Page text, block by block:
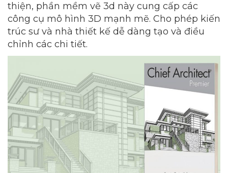
thiện, phần mềm vẽ 3d này cung cấp các
công cụ mô hình 3D mạnh mẽ. Cho phép kiến
trúc sư và nhà thiết kế dễ dàng tạo và điều
chỉnh các chi tiết.